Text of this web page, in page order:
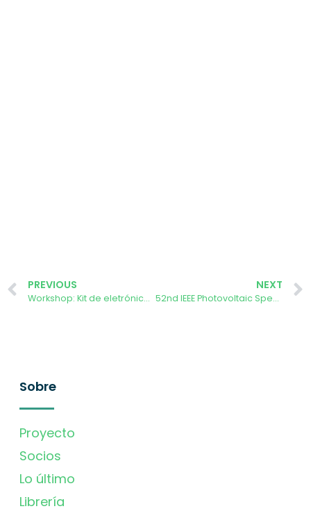
PREVIOUS
Workshop: Kit de eletrónica com ESP32
NEXT
52nd IEEE Photovoltaic Specialists Conference (PVSC 52)
Sobre
Proyecto
Socios
Lo último
Librería